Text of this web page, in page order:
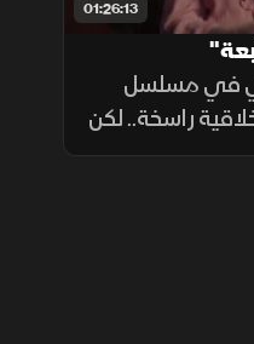
01:26:13
في مسلسل
راسخة.. لكن
2014 كشف اعترافًا يهز تلك